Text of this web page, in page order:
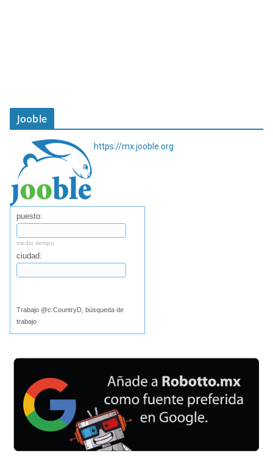
Jooble
https://mx.jooble.org
puesto:
medio tiempo
ciudad:
Trabajo @c:CountryD, búsqueda de
trabajo